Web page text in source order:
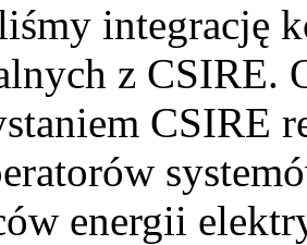
integrację
z CSIRE.
CSIRE
energii